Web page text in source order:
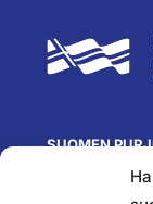
SUOMEN
Olympiastadion
Paavo Nurmen